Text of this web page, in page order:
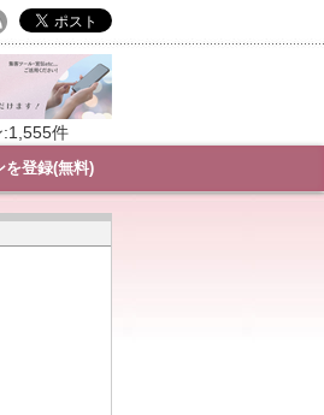
を登録(無料)
:1,555件